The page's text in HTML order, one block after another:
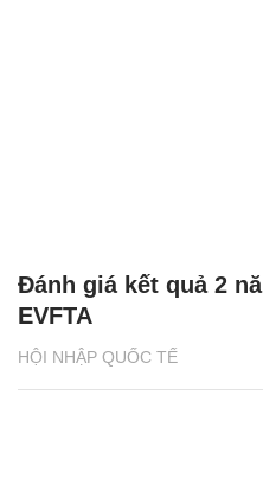
HỘI NHẬP QUỐC TẾ
Đánh giá kết quả 2
EVFTA